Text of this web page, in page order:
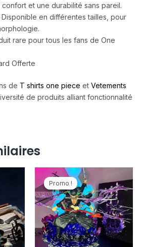
et une durabilité sans pareil.
Disponible en différentes tailles, pour
rare pour tous les fans de One
Offerte
de T shirts one piece et Vetements
de produits alliant fonctionnalité
Promo !
Promo !
Le
prix
initial
était :
279,90€.
actuel
est :
139,00€.